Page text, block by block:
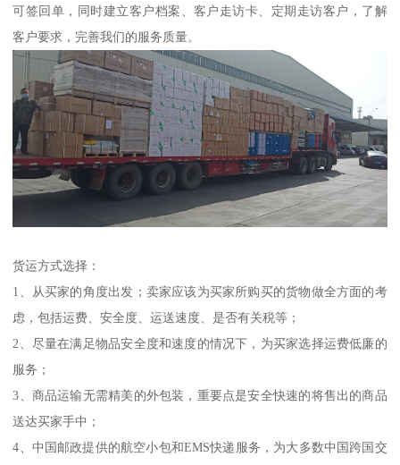
可签回单，同时建立客户档案、客户走访卡、定期走访客户，了解
客户要求，完善我们的服务质量。
货运方式选择：
1、从买家的角度出发；卖家应该为买家所购买的货物做全方面的考
虑，包括运费、安全度、运送速度、是否有关税等；
2、尽量在满足物品安全度和速度的情况下，为买家选择运费低廉的
服务；
3、商品运输无需精美的外包装，重要点是安全快速的将售出的商品
送达买家手中；
4、中国邮政提供的航空小包和EMS快递服务，为大多数中国跨国交